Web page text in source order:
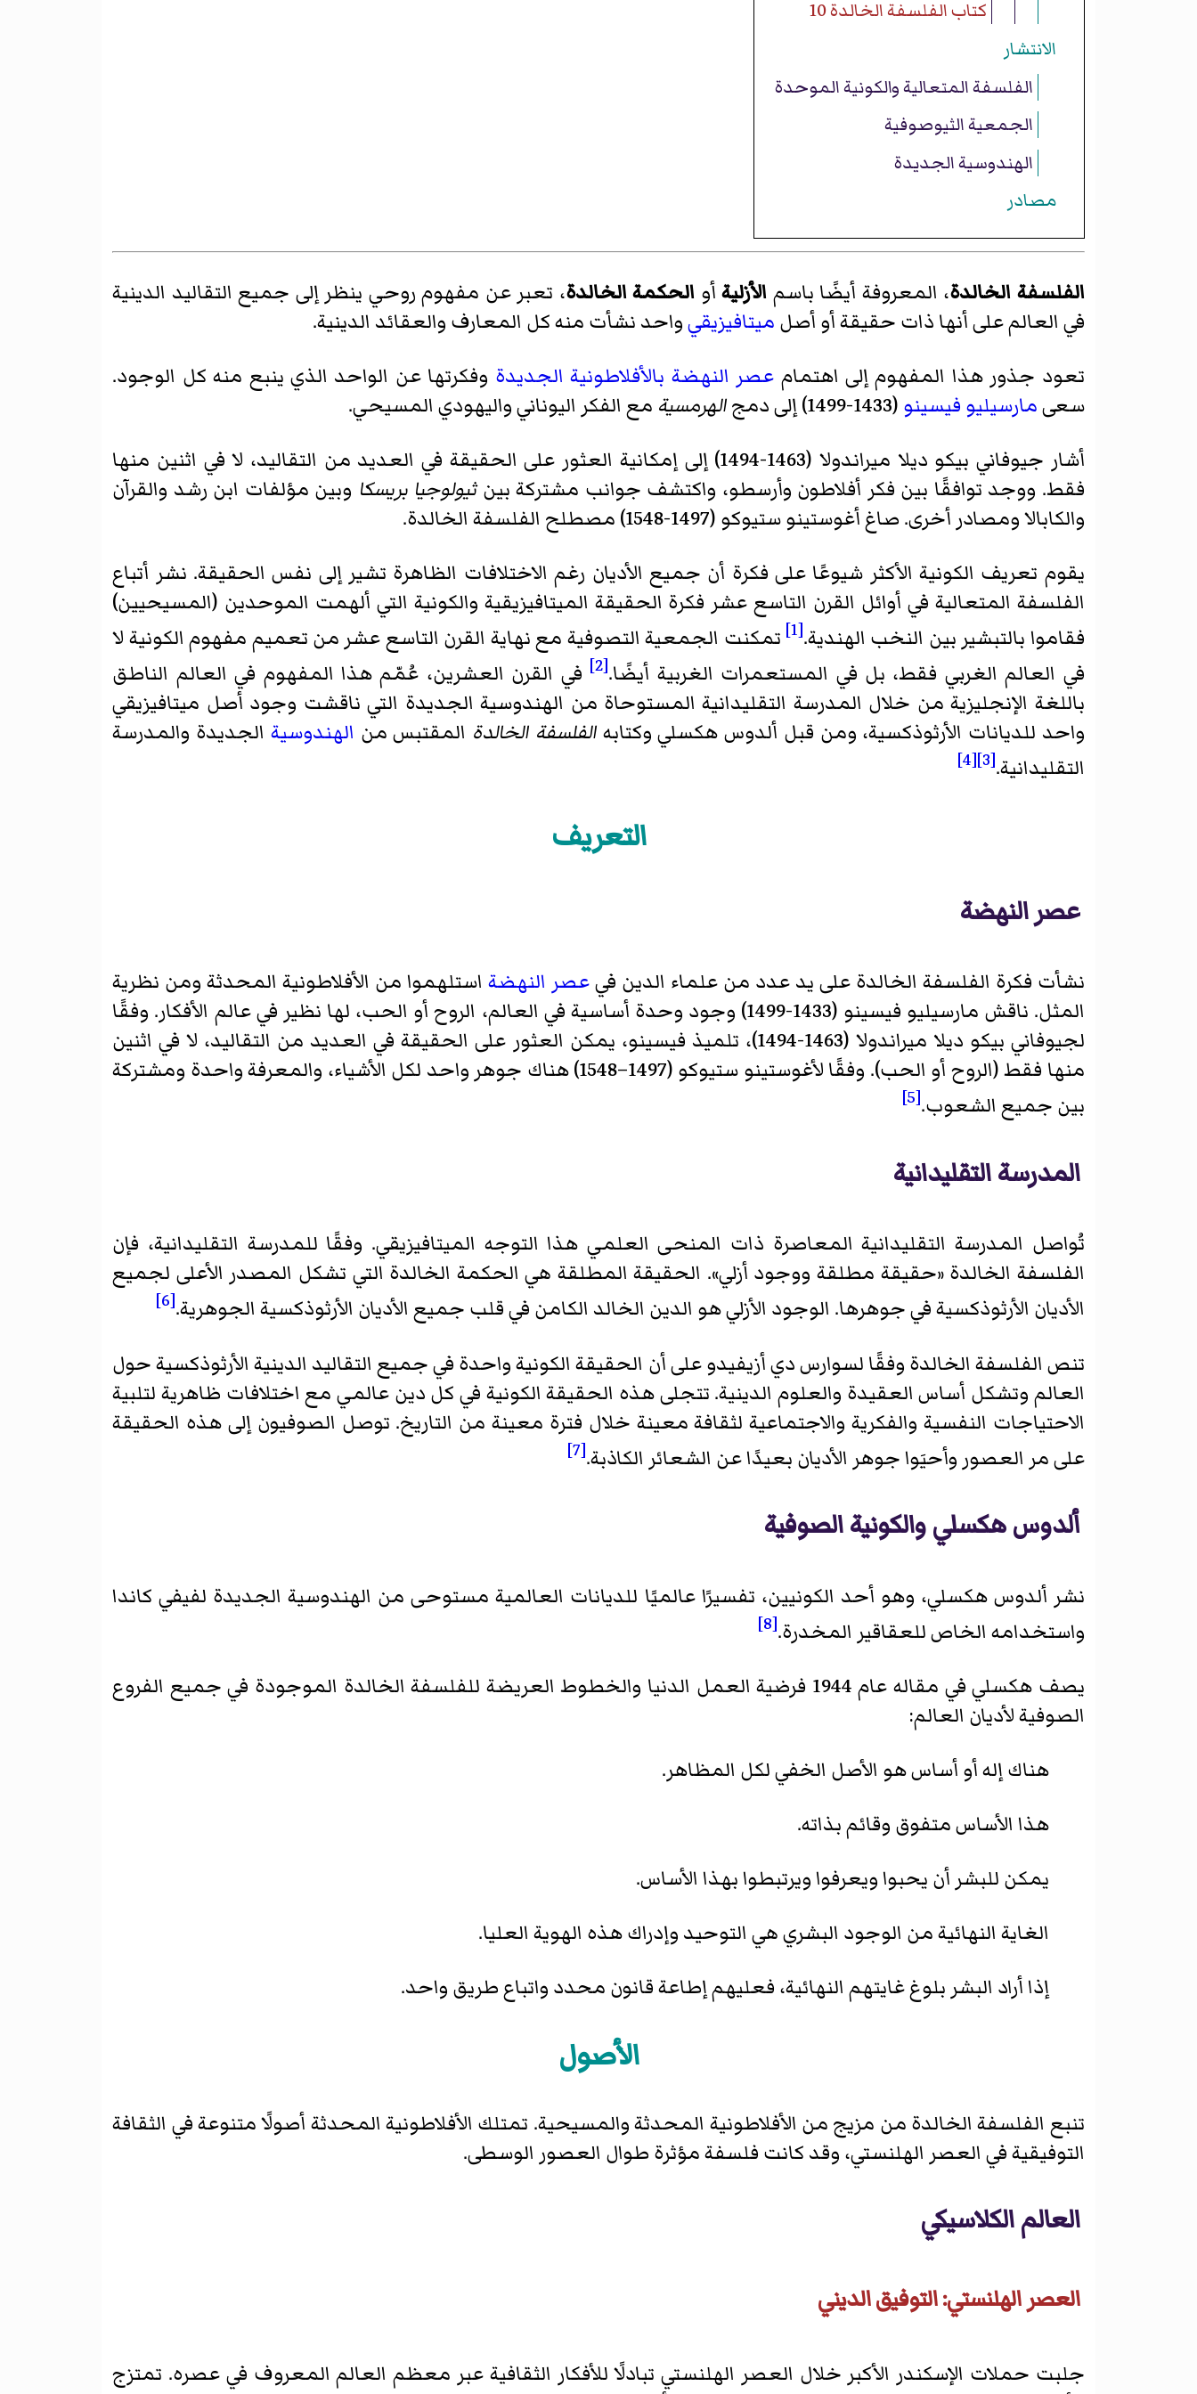
كتاب الفلسفة الخالدة 10
الانتشار
الفلسفة المتعالية والكونية الموحدة
الجمعية الثيوصوفية
الهندوسية الجديدة
مصادر
الفلسفة الخالدة، المعروفة أيضًا باسم الأزليةأو الحكمة الخالدة، تعبر عن مفهوم روحي ينظر إلى جميع التقاليد الدينية
في العالم على أنها ذات حقيقة أو أصل ميتافيزيقيواحد نشأت منه كل المعارف والعقائد الدينية.
تعود جذور هذا المفهوم إلى اهتمام عصر النهضة بالأفلاطونية الجديدة وفكرتها عن الواحد الذي ينبع منه كل الوجود.
سعىمارسيليو فيسينو (1433-1499) إلى دمج الهرمسية مع الفكر اليوناني واليهودي المسيحي.
أشار جيوفاني بيكو ديلا ميراندولا (1463-1494) إلى إمكانية العثور على الحقيقة في العديد من التقاليد، لا في اثنين منها
فقط. ووجد توافقًا بين فكر أفلاطون وأرسطو، واكتشف جوانب مشتركة بينثيولوجيا بريسكا وبين مؤلفات ابن رشد والقرآن
والكابالا ومصادر أخرى. صاغ أغوستينو ستيوكو (1497-1548) مصطلح الفلسفة الخالدة.
يقوم تعريف الكونية الأكثر شيوعًا على فكرة أن جميع الأديان رغم الاختلافات الظاهرة تشير إلى نفس الحقيقة. نشر أتباع
الفلسفة المتعالية في أوائل القرن التاسع عشر فكرة الحقيقة الميتافيزيقية والكونية التي ألهمت الموحدين (المسيحيين)
فقاموا بالتبشير بين النخب الهندية.[1]
تمكنت الجمعية التصوفية مع نهاية القرن التاسع عشر من تعميم مفهوم الكونية لا
في العالم الغربي فقط، بل في المستعمرات الغربية أيضًا.[2]
في القرن العشرين، عُمّم هذا المفهوم في العالم الناطق
باللغة الإنجليزية من خلال المدرسة التقليدانية المستوحاة من الهندوسية الجديدة التي ناقشت وجود أصل ميتافيزيقي
واحد للديانات الأرثوذكسية، ومن قبل ألدوس هكسلي وكتابهالفلسفة الخالدة المقتبس من الهندوسية الجديدة والمدرسة
التقليدانية.[3]
[4]
التعريف
عصر النهضة
نشأت فكرة الفلسفة الخالدة على يد عدد من علماء الدين فيعصر النهضةاستلهموا من الأفلاطونية المحدثة ومن نظرية
المثل. ناقش مارسيليو فيسينو (1433-1499) وجود وحدة أساسية في العالم، الروح أو الحب، لها نظير في عالم الأفكار. وفقًا
لجيوفاني بيكو ديلا ميراندولا (1463-1494)، تلميذ فيسينو، يمكن العثور على الحقيقة في العديد من التقاليد، لا في اثنين
منها فقط (الروح أو الحب). وفقًا لأغوستينو ستيوكو (1497–1548) هناك جوهر واحد لكل الأشياء، والمعرفة واحدة ومشتركة
بين جميع الشعوب.[5]
المدرسة التقليدانية
تُواصل المدرسة التقليدانية المعاصرة ذات المنحى العلمي هذا التوجه الميتافيزيقي. وفقًا للمدرسة التقليدانية، فإن
الفلسفة الخالدة «حقيقة مطلقة ووجود أزلي». الحقيقة المطلقة هي الحكمة الخالدة التي تشكل المصدر الأعلى لجميع
الأديان الأرثوذكسية في جوهرها. الوجود الأزلي هو الدين الخالد الكامن في قلب جميع الأديان الأرثوذكسية الجوهرية.[6]
تنص الفلسفة الخالدة وفقًا لسوارس دي أزيفيدو على أن الحقيقة الكونية واحدة في جميع التقاليد الدينية الأرثوذكسية حول
العالم وتشكل أساس العقيدة والعلوم الدينية. تتجلى هذه الحقيقة الكونية في كل دين عالمي مع اختلافات ظاهرية لتلبية
الاحتياجات النفسية والفكرية والاجتماعية لثقافة معينة خلال فترة معينة من التاريخ. توصل الصوفيون إلى هذه الحقيقة
على مر العصور وأحيَوا جوهر الأديان بعيدًا عن الشعائر الكاذبة.[7]
ألدوس هكسلي والكونية الصوفية
نشر ألدوس هكسلي، وهو أحد الكونيين، تفسيرًا عالميًا للديانات العالمية مستوحى من الهندوسية الجديدة لفيفي كاندا
واستخدامه الخاص للعقاقير المخدرة.[8]
يصف هكسلي في مقاله عام 1944 فرضية العمل الدنيا والخطوط العريضة للفلسفة الخالدة الموجودة في جميع الفروع
الصوفية لأديان العالم:
هناك إله أو أساس هو الأصل الخفي لكل المظاهر.
هذا الأساس متفوق وقائم بذاته.
يمكن للبشر أن يحبوا ويعرفوا ويرتبطوا بهذا الأساس.
الغاية النهائية من الوجود البشري هي التوحيد وإدراك هذه الهوية العليا.
إذا أراد البشر بلوغ غايتهم النهائية، فعليهم إطاعة قانون محدد واتباع طريق واحد.
الأصول
تنبع الفلسفة الخالدة من مزيج من الأفلاطونية المحدثة والمسيحية. تمتلك الأفلاطونية المحدثة أصولًا متنوعة في الثقافة
التوفيقية في العصر الهلنستي، وقد كانت فلسفة مؤثرة طوال العصور الوسطى.
العالم الكلاسيكي
العصر الهلنستي: التوفيق الديني
جلبت حملات الإسكندر الأكبر خلال العصر الهلنستي تبادلًا للأفكار الثقافية عبر معظم العالم المعروف في عصره. تمتزج